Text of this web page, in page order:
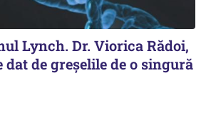
Lynch. Dr. Viorica Rădoi,
dat de greșelile de o singură